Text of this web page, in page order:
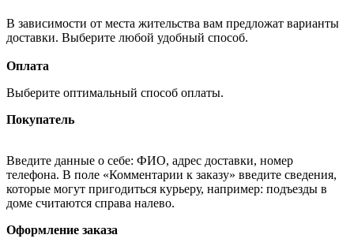
В зависимости от места жительства вам предложат варианты
доставки. Выберите любой удобный способ.
Оплата
Выберите оптимальный способ оплаты.
Покупатель
Введите данные о себе: ФИО, адрес доставки, номер
телефона. В поле «Комментарии к заказу» введите сведения,
которые могут пригодиться курьеру, например: подъезды в
доме считаются справа налево.
Оформление заказа